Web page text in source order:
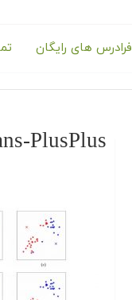
فرادرس های رایگان
PlusPlus